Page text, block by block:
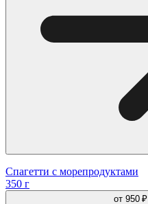
Спагетти с морепродуктами
350 г
от 950 ₽